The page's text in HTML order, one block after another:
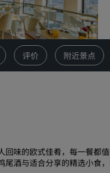
活动目的地
行业方案
搜索航班
搜索航班
数字服务
丽笙酒店集团应用程序
评价 附近景点
回味的欧式佳肴，每一餐都
酒与适合分享的精选小食